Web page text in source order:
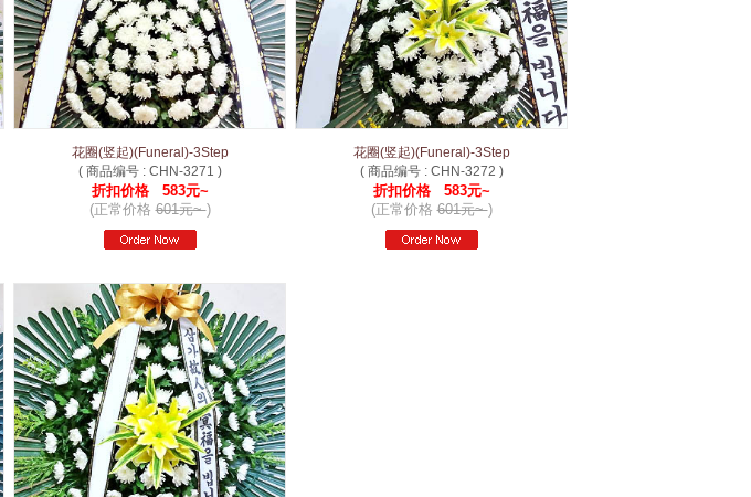
花圈(竖起)(Funeral)-3Step
( 商品编号 : CHN-3271 )
折扣价格 583元~
(正常价格601元~)
花圈(竖起)(Funeral)-3Step
( 商品编号 : CHN-3272 )
折扣价格 583元~
(正常价格601元~)